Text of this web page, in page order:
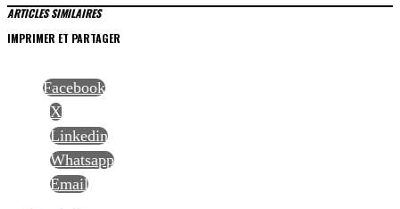
ARTICLES SIMILAIRES
IMPRIMER ET PARTAGER
Facebook
X
Linkedin
Whatsapp
Email